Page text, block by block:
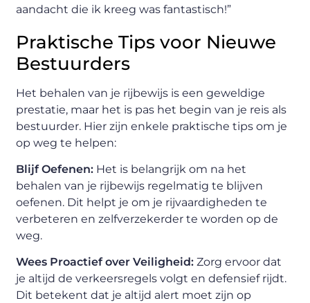
aandacht die ik kreeg was fantastisch!”
Praktische Tips voor Nieuwe
Bestuurders
Het behalen van je rijbewijs is een geweldige
prestatie, maar het is pas het begin van je reis als
bestuurder. Hier zijn enkele praktische tips om je
op weg te helpen:
Blijf Oefenen: Het is belangrijk om na het
behalen van je rijbewijs regelmatig te blijven
oefenen. Dit helpt je om je rijvaardigheden te
verbeteren en zelfverzekerder te worden op de
weg.
Wees Proactief over Veiligheid: Zorg ervoor dat
je altijd de verkeersregels volgt en defensief rijdt.
Dit betekent dat je altijd alert moet zijn op